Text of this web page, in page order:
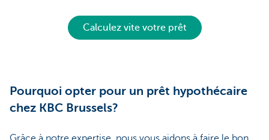
Calculez vite votre prêt
Pourquoi opter pour un prêt hypothécaire
chez KBC Brussels?